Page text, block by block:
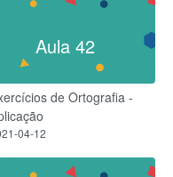
Aula 42
de Ortografia -
04-12